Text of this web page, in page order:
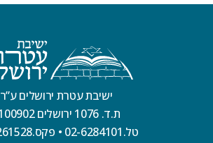
ישיבת עטרת ירושלים ע”ר
ת.ד. 1076 ירושלים 9100902
טל.02-6284101
• פקס.02-6261528